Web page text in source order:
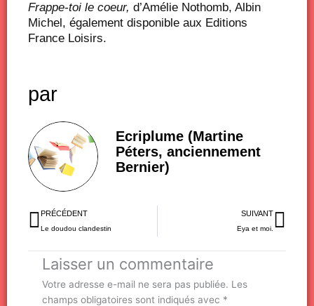
Frappe-toi le coeur, d’Amélie Nothomb, Albin
Michel, également disponible aux Editions
France Loisirs.
par
Ecriplume (Martine
Péters, anciennement
Bernier)
Précédent
PRÉCÉDENT
Le doudou clandestin
SUIVANT
Eya et moi.
Laisser un commentaire
Votre adresse e-mail ne sera pas publiée. Les
champs obligatoires sont indiqués avec *